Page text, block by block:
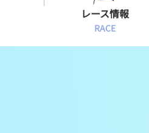
レース情報
RACE